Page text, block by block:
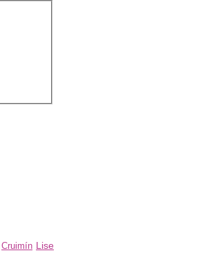
Cruimín Lise